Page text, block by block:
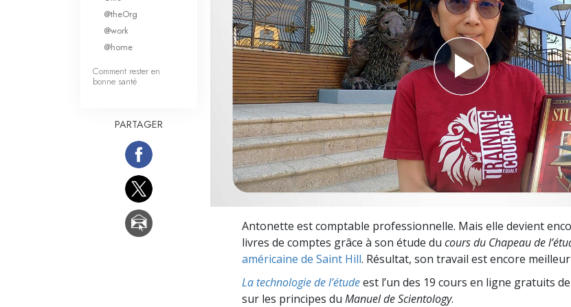
Qu’est-ce que la grandeur ?
Antonette est comptable professionnelle. Mais elle devient
livres de comptes grâce à son étude du cours du Chapeau de
américaine de Saint Hill. Résultat, son travail est encore meilleur
La technologie de l’étudeest l’un des 19 cours en ligne gratuits
sur les principes du Manuel de Scientology.
@theOrg
@work
@home
Comment rester en
bonne santé
PARTAGER